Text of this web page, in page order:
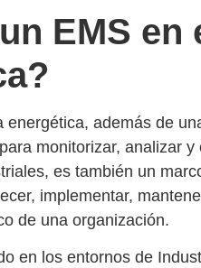
EMS en
energética, además de
monitorizar, analizar
es también un
implementar,
de una organización.
en los entornos de